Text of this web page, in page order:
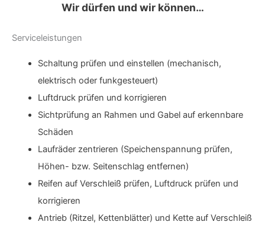
Wir dürfen und wir können…
Serviceleistungen
Schaltung prüfen und einstellen (mechanisch,
elektrisch oder funkgesteuert)
Luftdruck prüfen und korrigieren
Sichtprüfung an Rahmen und Gabel auf erkennbare
Schäden
Laufräder zentrieren (Speichenspannung prüfen,
Höhen- bzw. Seitenschlag entfernen)
Reifen auf Verschleiß prüfen, Luftdruck prüfen und
korrigieren
Antrieb (Ritzel, Kettenblätter) und Kette auf Verschleiß